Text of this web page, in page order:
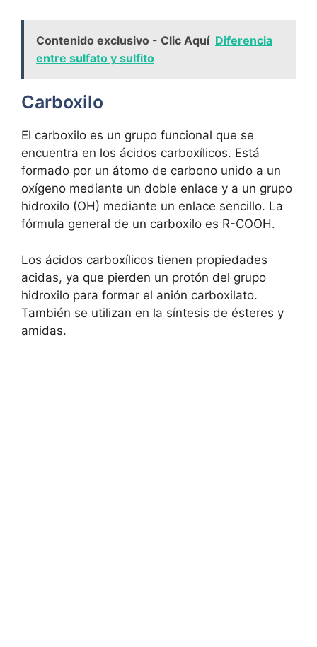
Contenido exclusivo - Clic Aquí Diferencia
entre sulfato y sulfito
Carboxilo
El carboxilo es un grupo funcional que se
encuentra en los ácidos carboxílicos. Está
formado por un átomo de carbono unido a un
oxígeno mediante un doble enlace y a un grupo
hidroxilo (OH) mediante un enlace sencillo. La
fórmula general de un carboxilo es R-COOH.
Los ácidos carboxílicos tienen propiedades
acidas, ya que pierden un protón del grupo
hidroxilo para formar el anión carboxilato.
También se utilizan en la síntesis de ésteres y
amidas.